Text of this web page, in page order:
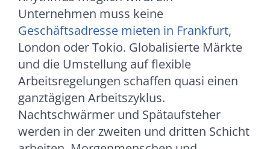
Unternehmen muss keine
Geschäftsadresse mieten in Frankfurt,
London oder Tokio. Globalisierte Märkte
und die Umstellung auf flexible
Arbeitsregelungen schaffen quasi einen
ganztägigen Arbeitszyklus.
Nachtschwärmer und Spätaufsteher
werden in der zweiten und dritten Schicht